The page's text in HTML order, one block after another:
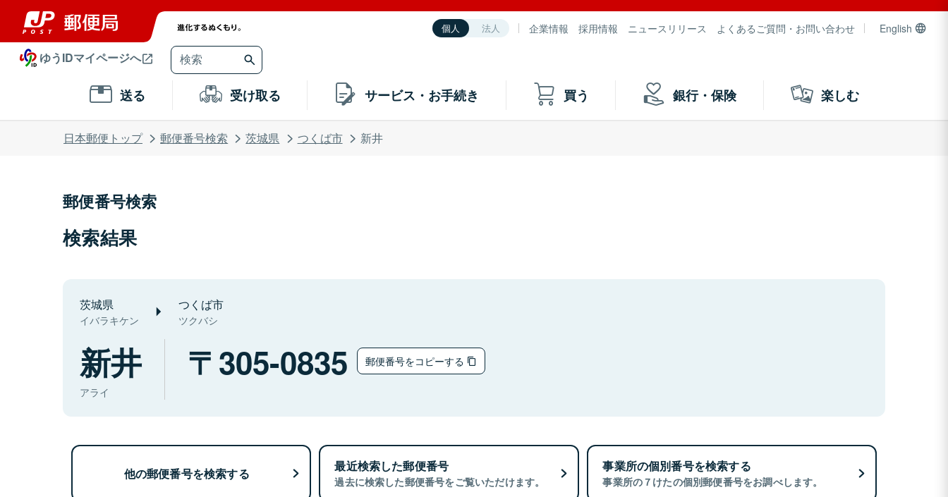
個人 法人 企業情報 採用情報 ニュースリリース よくあるご質問・お問い合わせ English
ゆうIDマイページへ
送る 受け取る サービス・お手続き 買う 銀行・保険 楽しむ
日本郵便トップ 郵便番号検索 茨城県 つくば市 新井
郵便番号検索
検索結果
茨城県
イバラキケン
つくば市
ツクバシ
新井
アライ
305-0835 郵便番号をコピーする
他の郵便番号を検索する 最近検索した郵便番号
過去に検索した郵便番号をご覧いただけます。
事業所の個別番号を検索する
事業所の７けたの個別郵便番号をお調べします。